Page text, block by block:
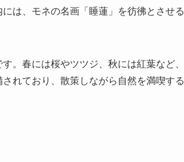
は、モネの名画「睡蓮」を彷彿とさせる
。春には桜やツツジ、秋には紅葉など、
れており、散策しながら自然を満喫する